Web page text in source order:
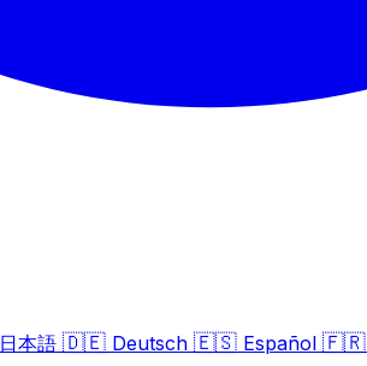
日本語 🇩🇪 Deutsch 🇪🇸 Español 🇫🇷